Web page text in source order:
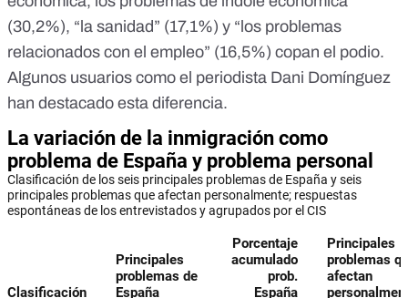
(30,2%), “la sanidad” (17,1%) y “los problemas
relacionados con el empleo” (16,5%) copan el podio.
Algunos usuarios como el periodista Dani Domínguez
han destacado esta diferencia.